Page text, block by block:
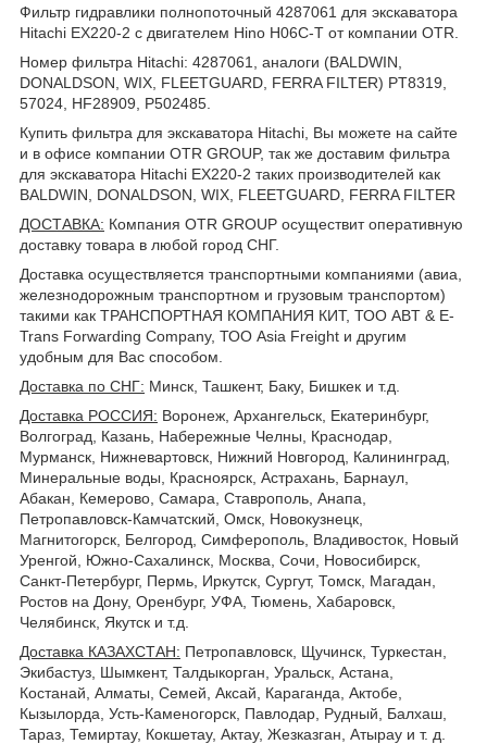
Фильтр гидравлики полнопоточный 4287061 для экскаватора
Hitachi EX220-2 с двигателем Hino H06C-T от компании OTR.
Номер фильтра Hitachi: 4287061, аналоги (BALDWIN,
DONALDSON, WIX, FLEETGUARD, FERRA FILTER) PT8319,
57024, HF28909, P502485.
Купить фильтра для экскаватора Hitachi, Вы можете на сайте
и в офисе компании OTR GROUP, так же доставим фильтра
для экскаватора Hitachi EX220-2 таких производителей как
BALDWIN, DONALDSON, WIX, FLEETGUARD, FERRA FILTER
ДОСТАВКА: Компания OTR GROUP осуществит оперативную
доставку товара в любой город СНГ.
Доставка осуществляется транспортными компаниями (авиа,
железнодорожным транспортном и грузовым транспортом)
такими как ТРАНСПОРТНАЯ КОМПАНИЯ КИТ, ТОО ABT & E-
Trans Forwarding Company, ТОО Asia Freight и другим
удобным для Вас способом.
Доставка по СНГ: Минск, Ташкент, Баку, Бишкек и т.д.
Доставка РОССИЯ: Воронеж, Архангельск, Екатеринбург,
Волгоград, Казань, Набережные Челны, Краснодар,
Мурманск, Нижневартовск, Нижний Новгород, Калининград,
Минеральные воды, Красноярск, Астрахань, Барнаул,
Абакан, Кемерово, Самара, Ставрополь, Анапа,
Петропавловск-Камчатский, Омск, Новокузнецк,
Магнитогорск, Белгород, Симферополь, Владивосток, Новый
Уренгой, Южно-Сахалинск, Москва, Сочи, Новосибирск,
Санкт-Петербург, Пермь, Иркутск, Сургут, Томск, Магадан,
Ростов на Дону, Оренбург, УФА, Тюмень, Хабаровск,
Челябинск, Якутск и т.д.
Доставка КАЗАХСТАН: Петропавловск, Щучинск, Туркестан,
Экибастуз, Шымкент, Талдыкорган, Уральск, Астана,
Костанай, Алматы, Семей, Аксай, Караганда, Актобе,
Кызылорда, Усть-Каменогорск, Павлодар, Рудный, Балхаш,
Тараз, Темиртау, Кокшетау, Актау, Жезказган, Атырау и т. д.